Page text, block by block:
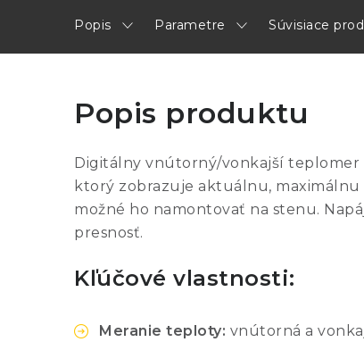
Popis Parametre Súvisiace
Popis produktu
Digitálny vnútorný/vonkajší teplomer
ktorý zobrazuje aktuálnu,
možné ho namontovať na stenu.
presnosť.
Kľúčové vlastnosti:
Meranie teploty: vnútorná a